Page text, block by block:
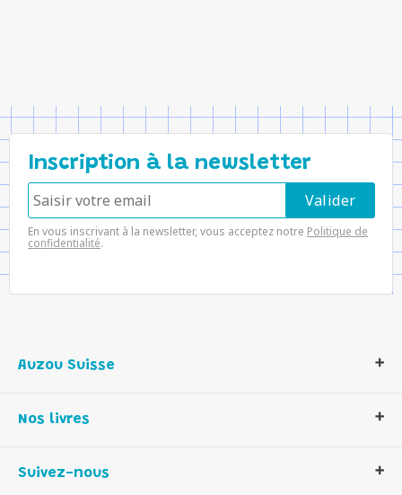
Inscription à la newsletter
En vous inscrivant à la newsletter, vous acceptez notre Politique de
confidentialité.
Auzou Suisse
Notre histoire
Contactez-nous
Nos livres
Livres enfants
Suivez-nous